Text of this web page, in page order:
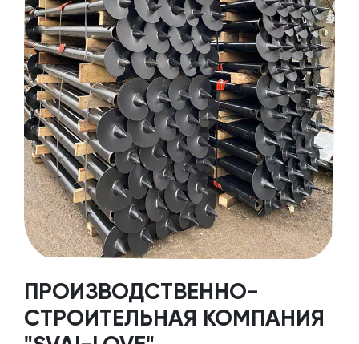
ПРОИЗВОДСТВЕННО-
СТРОИТЕЛЬНАЯ КОМПАНИЯ